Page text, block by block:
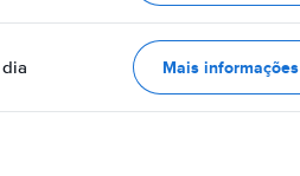
Mais informações